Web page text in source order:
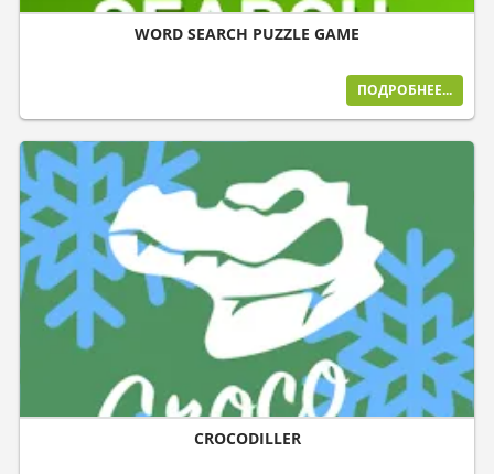
WORD SEARCH PUZZLE GAME
ПОДРОБНЕЕ...
CROCODILLER